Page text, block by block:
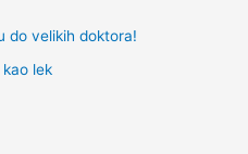
do velikih doktora!
lek